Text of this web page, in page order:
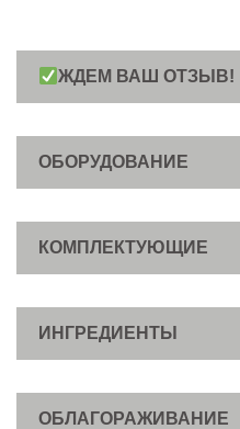
ЖДЕМ ВАШ ОТЗЫВ!
ОБОРУДОВАНИЕ
КОМПЛЕКТУЮЩИЕ
ИНГРЕДИЕНТЫ
ОБЛАГОРАЖИВАНИЕ